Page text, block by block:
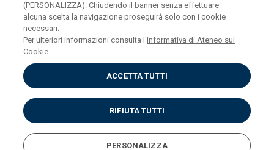
ENGLISH
Privacy
Accessibilità
Cookies
Impostazione Cookies
(PERSONALIZZA). Chiudendo il banner senza effettuare
alcuna scelta la navigazione proseguirà solo con i cookie
necessari.
Per ulteriori informazioni consulta l'informativa di Ateneo sui
Cookie.
ACCETTA TUTTI
RIFIUTA TUTTI
PERSONALIZZA